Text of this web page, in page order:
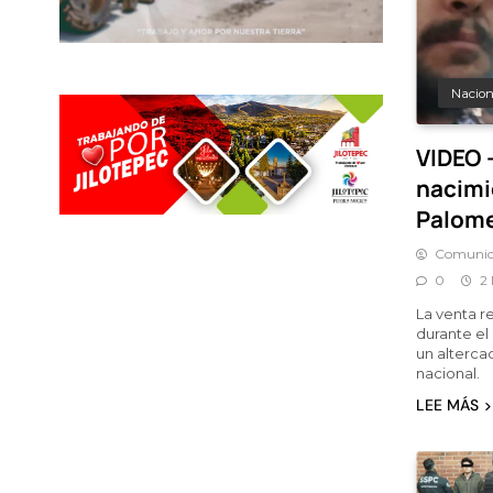
VIDEO
0
2
La venta
durante el
un
nacional.
LEE MÁS